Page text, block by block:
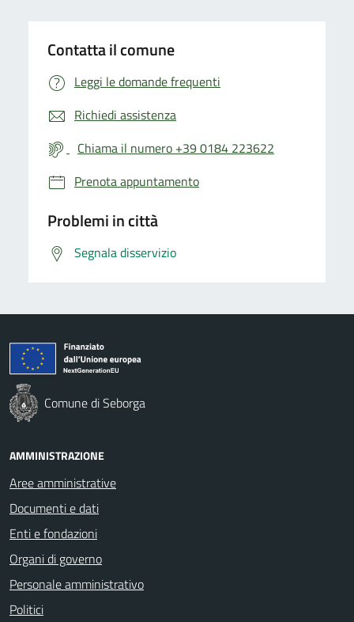
Contatta il comune
Leggi le domande frequenti
Richiedi assistenza
Chiama il numero +39 0184 223622
Prenota appuntamento
Problemi in città
Segnala disservizio
Comune di Seborga
AMMINISTRAZIONE
Aree amministrative
Documenti e dati
Enti e fondazioni
Organi di governo
Personale amministrativo
Politici